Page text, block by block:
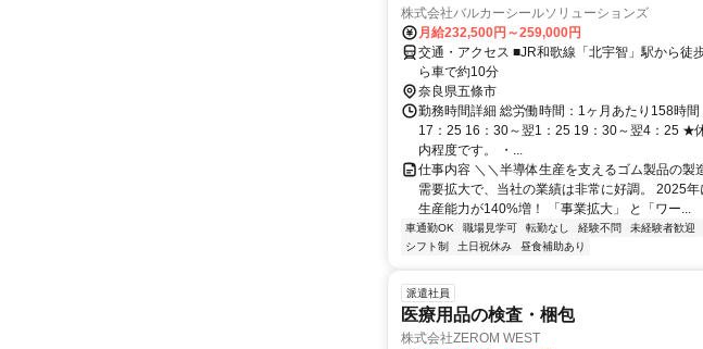
株式会社バルカーシールソリューションズ
月給232,500円～259,000円
交通・アクセス ■JR和歌線「北宇智」駅から徒
ら車で約10分
奈良県五條市
勤務時間詳細 総労働時間：1ヶ月あたり158時
17：25 16：30～翌1：25 19：30～翌4：25 ★
内程度です。 ・...
仕事内容 ＼＼半導体生産を支えるゴム製品の製
需要拡大で、当社の業績は非常に好調。 2025年
生産能力が140%増！ 「事業拡大」 と「ワー...
車通勤OK 職場見学可 転勤なし 経験不問 未経験者歓迎
シフト制
土日祝休み 昼食補助あり
派遣社員
医療用品の検査・梱包
株式会社ZEROM WEST